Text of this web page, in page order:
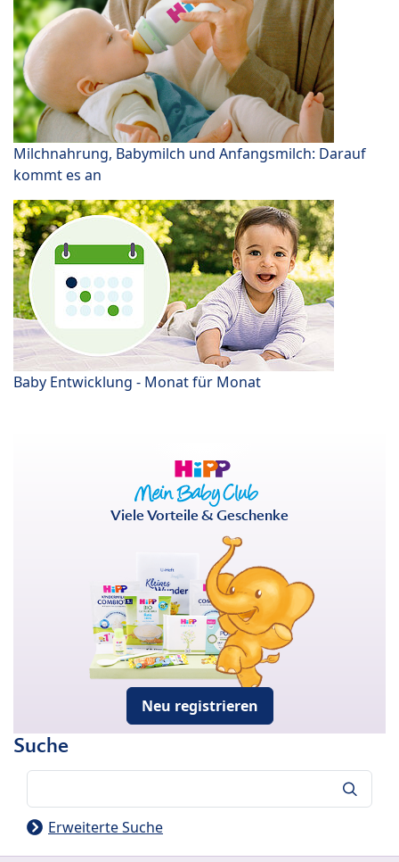
Milchnahrung, Babymilch und Anfangsmilch: Darauf
kommt es an
Baby Entwicklung - Monat für Monat
Viele Vorteile & Geschenke
Neu registrieren
Suche
Erweiterte Suche